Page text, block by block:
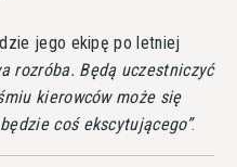
jego ekipę po letniej
rozróba. Będą uczestniczyć
kierowców może się
coś ekscytującego .